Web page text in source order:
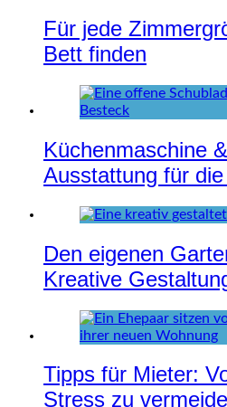
Für jede
Bett finden
Küchenmaschine
Ausstattung für
Den eigenen
Kreative
Tipps für Mieter:
Stress zu